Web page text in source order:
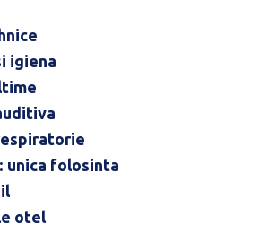
igiena
unica folosinta
otel